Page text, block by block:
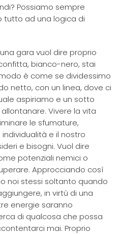
Possiamo sempre
tutto ad una logica di
gara vuol dire proprio
bianco-nero, stai
è come se dividessimo
netto, con un linea, dove ci
aspiriamo e un sotto
Vivere la vita
le sfumature,
e il nostro
e bisogni. Vuol dire
potenziali nemici o
Approcciando così
noi stessi soltanto quando
in virtù di una
energie saranno
di qualcosa che possa
mai. Proprio